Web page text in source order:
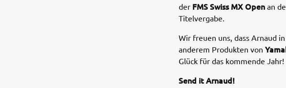
der FMS Swiss MX Open an
Titelvergabe.
Wir freuen uns, dass Arnaud
anderem Produkten von
Glück für das kommende Jahr!
Send it Arnaud!